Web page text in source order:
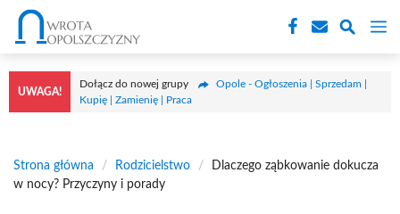
Przejdź
treści
UWAGA!
Dołącz do nowej grupy
Opole - Ogłoszenia | Sprzedam |
Kupię | Zamienię | Praca
Strona główna / Rodzicielstwo /
Dlaczego ząbkowanie dokucza
w nocy? Przyczyny i porady